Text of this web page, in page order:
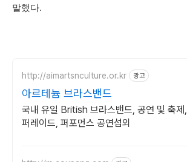
말했다.
http://aimartsnculture.or.kr 광고
아르테늄 브라스밴드
국내 유일 British 브라스밴드, 공연 및 축제,
퍼레이드, 퍼포먼스 공연섭외